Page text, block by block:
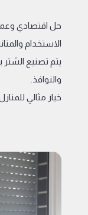
حل اقتصادي
الاستخدام
يتم تصنيع
والنوافذ.
خيار مثالي